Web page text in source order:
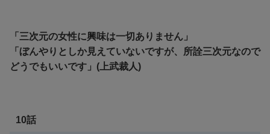
「三次元の女性に興味は一切ありません」
「ぼんやりとしか見えていないですが、所詮三次元なので
どうでもいいです」(上武裁人)
10話